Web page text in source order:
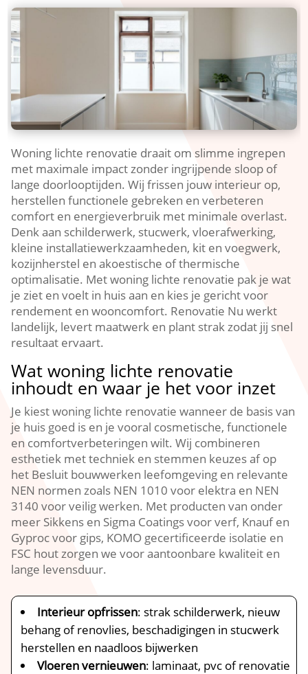
Woning lichte renovatie draait om slimme ingrepen
met maximale impact zonder ingrijpende sloop of
lange doorlooptijden.​ Wij frissen jouw interieur op,
herstellen functionele gebreken en verbeteren
comfort en energieverbruik met minimale overlast.​
Denk aan schilderwerk, stucwerk, vloerafwerking,
kleine installatiewerkzaamheden, kit en voegwerk,
kozijnherstel en akoestische of thermische
optimalisatie.​ Met woning lichte renovatie pak je wat
je ziet en voelt in huis aan en kies je gericht voor
rendement en wooncomfort.​ Renovatie Nu werkt
landelijk, levert maatwerk en plant strak zodat jij snel
resultaat ervaart.​
Wat woning lichte renovatie
inhoudt en waar je het voor inzet
Je kiest woning lichte renovatie wanneer de basis van
je huis goed is en je vooral cosmetische, functionele
en comfortverbeteringen wilt.​ Wij combineren
esthetiek met techniek en stemmen keuzes af op
het Besluit bouwwerken leefomgeving en relevante
NEN normen zoals NEN 1010 voor elektra en NEN
3140 voor veilig werken.​ Met producten van onder
meer Sikkens en Sigma Coatings voor verf, Knauf en
Gyproc voor gips, KOMO gecertificeerde isolatie en
FSC hout zorgen we voor aantoonbare kwaliteit en
lange levensduur.​
Interieur opfrissen: strak schilderwerk, nieuw
behang of renovlies, beschadigingen in stucwerk
herstellen en naadloos bijwerken
Vloeren vernieuwen: laminaat, pvc of renovatie